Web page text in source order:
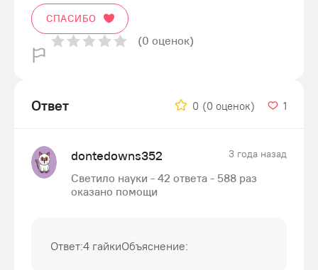
СПАСИБО
(0 оценок)
Ответ 0 (0 оценок) 1
dontedowns352 3 года назад
Светило науки - 42 ответа - 588 раз
оказано помощи
Ответ:4 гайкиОбъяснение: